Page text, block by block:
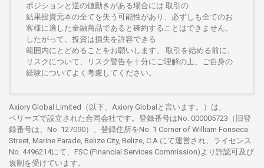
ポジションと 逆の値動きがある場合には 取引の
結果投資元本の全てを失う 可能性があり、 必ずしも全てのお
客様に適した金融商品であると 確約することはできません。
したがって、 投資は損失を許容できる
範囲内にとどめることをお 願いします 。 取引を始める前に、
リスクについて、
リスク警告を十分に ご理解の 上、 ご自身の
経験について よく 考慮してください。
Axiory Global Limited（以下、Axiory Globalと言います。）は、
ベリーズで設立さ れた合同会社です。 登録番号はNo. 000005723（旧登
録番号は、No. 127090）、 登録住所をNo. 1 Corner of William Fonseca
Street, Marine Parade, Belize City, Belize, C.A.にて運営さ れ、 ライセンス
No. 4496214にて、FSC (Financial Services Commission)より 許認可及び
規制を受けています。